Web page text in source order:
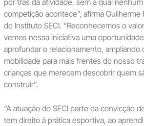
competição acontece”, afirma Guilherme
do Instituto SECI. “Reconhecemos o
vemos nessa iniciativa uma
aprofundar o relacionamento, ampliando
mobilidade para mais frentes do nosso
crianças que merecem descobrir quem
construir”.
“A atuação do SECI parte da convicção
tem direito à prática esportiva, ao